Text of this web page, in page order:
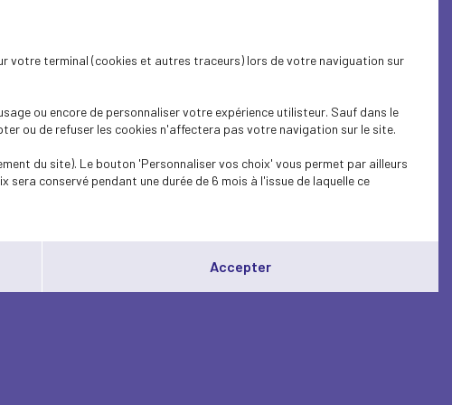
votre terminal (cookies et autres traceurs) lors de votre naviguation sur
ou encore de personnaliser votre expérience utilisteur. Sauf dans le
ou de refuser les cookies n'affectera pas votre navigation sur le site.
du site). Le bouton 'Personnaliser vos choix' vous permet par ailleurs
conservé pendant une durée de 6 mois à l'issue de laquelle ce
Accepter